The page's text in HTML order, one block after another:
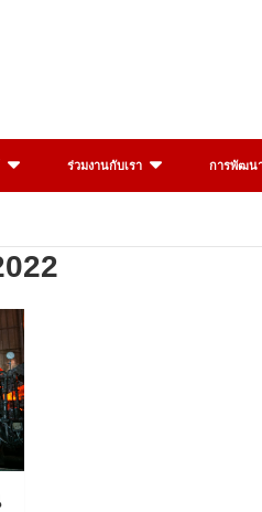
ร่วมงานกับเรา การพัฒน